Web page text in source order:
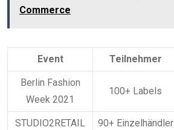
Commerce
Event Teilnehmer
Berlin Fashion
Week 2021
100+ Labels
STUDIO2RETAIL 90+ Einzelhändler